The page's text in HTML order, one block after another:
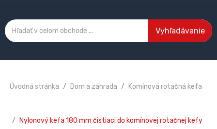
Vyhľadávanie
Úvodná stránka Dom a záhrada Komínová rotačná kefa
Nylonový kefa 180 mm čistiaci do komínovej rotačnej kefy